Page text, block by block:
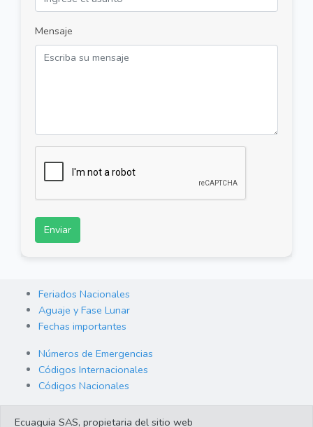
Mensaje
Enviar
Feriados Nacionales
Aguaje y Fase Lunar
Fechas importantes
Números de Emergencias
Códigos Internacionales
Códigos Nacionales
Ecuaguia SAS, propietaria del sitio web